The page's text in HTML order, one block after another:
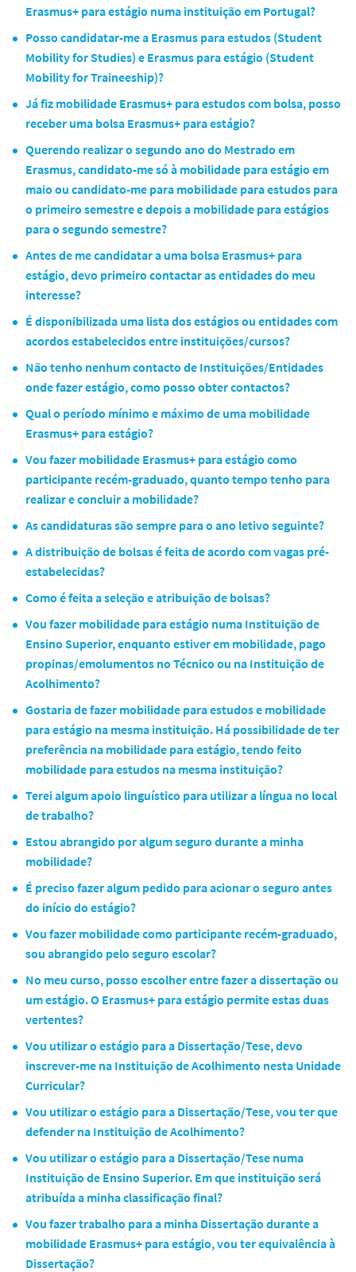
Erasmus+ para estágio numa instituição em Portugal?
Posso candidatar-me a Erasmus para estudos (Student
Mobility for Studies) e Erasmus para estágio (Student
Mobility for Traineeship)?
Já fiz mobilidade Erasmus+ para estudos com bolsa, posso
receber uma bolsa Erasmus+ para estágio?
Querendo realizar o segundo ano do Mestrado em
Erasmus, candidato-me só à mobilidade para estágio em
maio ou candidato-me para mobilidade para estudos para
o primeiro semestre e depois a mobilidade para estágios
para o segundo semestre?
Antes de me candidatar a uma bolsa Erasmus+ para
estágio, devo primeiro contactar as entidades do meu
interesse?
É disponibilizada uma lista dos estágios ou entidades com
acordos estabelecidos entre instituições/cursos?
Não tenho nenhum contacto de Instituições/Entidades
onde fazer estágio, como posso obter contactos?
Qual o período mínimo e máximo de uma mobilidade
Erasmus+ para estágio?
Vou fazer mobilidade Erasmus+ para estágio como
participante recém-graduado, quanto tempo tenho para
realizar e concluir a mobilidade?
As candidaturas são sempre para o ano letivo seguinte?
A distribuição de bolsas é feita de acordo com vagas pré-
estabelecidas?
Como é feita a seleção e atribuição de bolsas?
Vou fazer mobilidade para estágio numa Instituição de
Ensino Superior, enquanto estiver em mobilidade, pago
propinas/emolumentos no Técnico ou na Instituição de
Acolhimento?
Gostaria de fazer mobilidade para estudos e mobilidade
para estágio na mesma instituição. Há possibilidade de ter
preferência na mobilidade para estágio, tendo feito
mobilidade para estudos na mesma instituição?
Terei algum apoio linguístico para utilizar a língua no local
de trabalho?
Estou abrangido por algum seguro durante a minha
mobilidade?
É preciso fazer algum pedido para acionar o seguro antes
do início do estágio?
Vou fazer mobilidade como participante recém-graduado,
sou abrangido pelo seguro escolar?
No meu curso, posso escolher entre fazer a dissertação ou
um estágio. O Erasmus+ para estágio permite estas duas
vertentes?
Vou utilizar o estágio para a Dissertação/Tese, devo
inscrever-me na Instituição de Acolhimento nesta Unidade
Curricular?
Vou utilizar o estágio para a Dissertação/Tese, vou ter que
defender na Instituição de Acolhimento?
Vou utilizar o estágio para a Dissertação/Tese numa
Instituição de Ensino Superior. Em que instituição será
atribuída a minha classificação final?
Vou fazer trabalho para a minha Dissertação durante a
mobilidade Erasmus+ para estágio, vou ter equivalência à
Dissertação?